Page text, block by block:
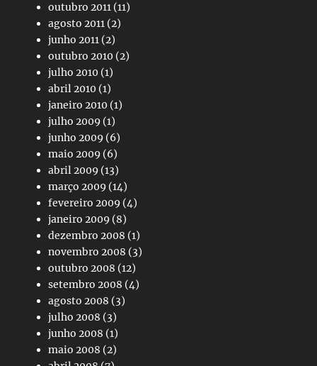
outubro 2011 (11)
agosto 2011 (2)
junho 2011 (2)
outubro 2010 (2)
julho 2010 (1)
abril 2010 (1)
janeiro 2010 (1)
julho 2009 (1)
junho 2009 (6)
maio 2009 (6)
abril 2009 (13)
março 2009 (14)
fevereiro 2009 (4)
janeiro 2009 (8)
dezembro 2008 (1)
novembro 2008 (3)
outubro 2008 (12)
setembro 2008 (4)
agosto 2008 (3)
julho 2008 (3)
junho 2008 (1)
maio 2008 (2)